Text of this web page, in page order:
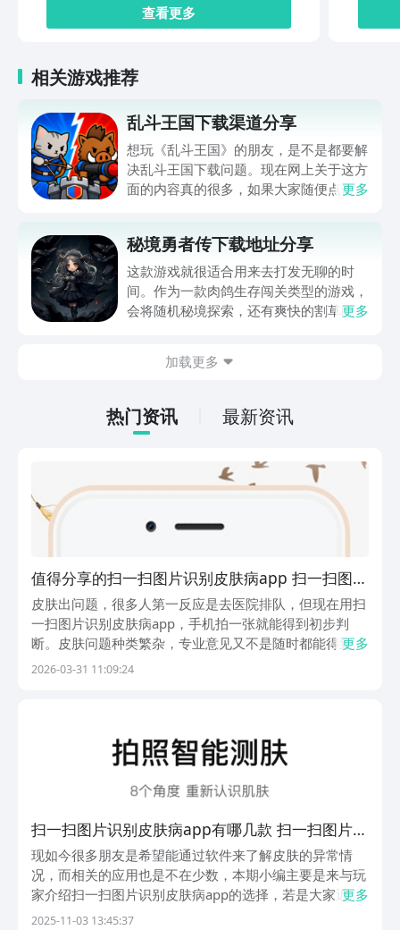
查看更多
相关游戏推荐
乱斗王国下载渠道分享
想玩《乱斗王国》的朋友，是不是都要解
决乱斗王国下载问题。现在网上关于这方
面的内容真的很多，如果大家随便点击陌
app进行下载会更加方便，九游是手游福
利最多的游戏平台，在这里不仅能够看到
游戏资源，还能及时查看后续的消息、活
动内容等相关信息。
更多
秘境勇者传下载地址分享
这款游戏就很适合用来去打发无聊的时
间。作为一款肉鸽生存闯关类型的游戏，
会将随机秘境探索，还有爽快的割草闯关
接就可以下载。游戏的上手门槛还是比较
打发无聊的时间，可玩性真的比较高。
更多
加载更多
热门资讯 最新资讯
值得分享的扫一扫图片识别皮肤病app 扫一扫图片
识别皮肤病app介绍
皮肤出问题，很多人第一反应是去医院排队，但现在用扫
一扫图片识别皮肤病app，手机拍一张就能得到初步判
断。皮肤问题种类繁杂，专业意见又不是随时都能得到。
近几年，不少软件开始往皮肤健康管理这个方向做，功能
更多
2026-03-31 11:09:24
扫一扫图片识别皮肤病app有哪几款 扫一扫图片识
别软件分享
现如今很多朋友是希望能通过软件来了解皮肤的异常情
况，而相关的应用也是不在少数，本期小编主要是来与玩
家介绍扫一扫图片识别皮肤病app的选择，若是大家近期
对于此有想法，希望能让自身得到不错的体验，那么小编
更多
2025-11-03 13:45:37